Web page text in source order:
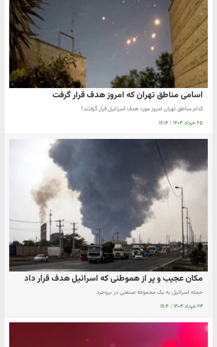
اسامی مناطق تهران که امروز هدف قرار گرفت
کدام مناطق تهران امروز مورد هدف اسرائیل قرار گرفتند؟
۲۵ خرداد ۱۴۰۴ | ۱۶:۱۶
مکان عجیب و پر از هموطنی که اسرائیل هدف قرار داد
حمله اسرائیل به یک مجموعه صنعتی در بروجرد
۲۴ خرداد ۱۴۰۴ | ۱۶:۴